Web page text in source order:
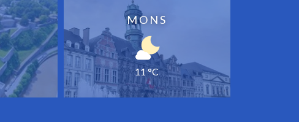
MONS
11 °C